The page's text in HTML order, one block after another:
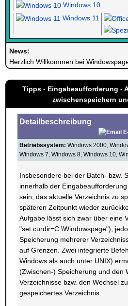
Windows 10
Windows 11
News:
Herzlich Willkommen bei
Tipps - Eingabeaufforderung -
zwischenspeichern
Detailbeschreibung
Betriebssystem: Windows 2000,
Windows 7, Windows 8, Windows 10,
Insbesondere bei der Batch- bzw.
innerhalb der
sein, das aktuelle Verzeichnis zu
späteren Zeitpunkt wieder
Aufgabe lässt sich zwar über eine
"set curdir=C:\Windowspage"),
Speicherung mehrerer
auf Grenzen. Zwei integrierte
Windows als auch unter UNIX)
(Zwischen-) Speicherung und den
Verzeichnisse bzw. den Wechsel
gespeichertes Verzeichnis.